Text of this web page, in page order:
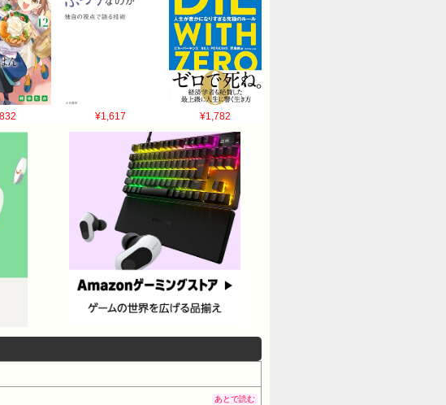
¥1,617 ¥1,782
あとで読む